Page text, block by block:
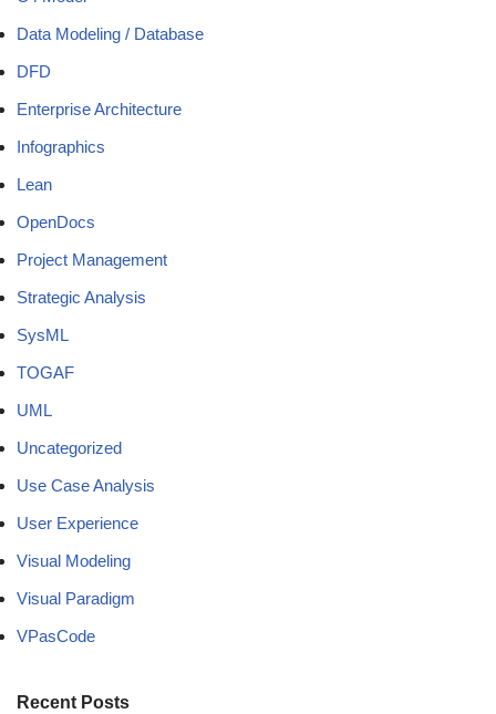
Data Modeling / Database
DFD
Enterprise Architecture
Infographics
Lean
OpenDocs
Project Management
Strategic Analysis
SysML
TOGAF
UML
Uncategorized
Use Case Analysis
User Experience
Visual Modeling
Visual Paradigm
VPasCode
Recent Posts